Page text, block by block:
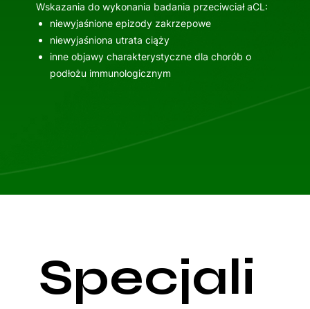
Wskazania do wykonania badania przeciwciał aCL:
niewyjaśnione epizody zakrzepowe
niewyjaśniona utrata ciąży
inne objawy charakterystyczne dla chorób o
podłożu immunologicznym
Specjali